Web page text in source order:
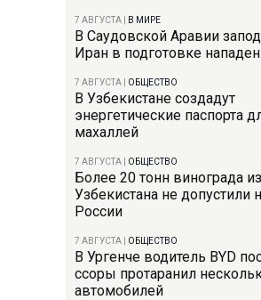
7 АВГУСТА В МИРЕ
В Саудовской Аравии
Иран в подготовке
7 АВГУСТА ОБЩЕСТВО
В Узбекистане создадут
энергетические паспорта
махаллей
7 АВГУСТА ОБЩЕСТВО
Более 20 тонн винограда из
Узбекистана не допустили
России
7 АВГУСТА ОБЩЕСТВО
В Ургенче водитель BYD
ссоры протаранил
автомобилей